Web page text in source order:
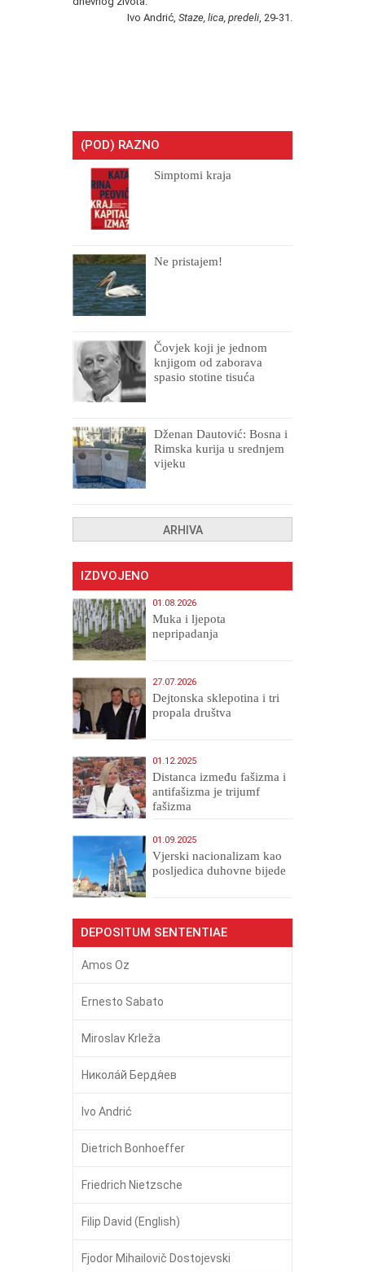
Ivo Andrić, Staze, lica, predeli , 29-31.
(POD) RAZNO
Simptomi kraja
Ne pristajem!
Čovjek koji je jednom
knjigom od zaborava
spasio stotine tisuća
Dženan Dautović: Bosna i
Rimska kurija u srednjem
vijeku
ARHIVA
IZDVOJENO
01.08.2026
Muka i ljepota
nepripadanja
27.07.2026
Dejtonska sklepotina i tri
propala društva
01.12.2025
Distanca između fašizma i
antifašizma je trijumf
fašizma
01.09.2025
​Vjerski nacionalizam kao
posljedica duhovne bijede
DEPOSITUM SENTENTIAE
Amos Oz
Ernesto Sabato
Miroslav Krleža
Никола́й Бердя́ев
Ivo Andrić
Dietrich Bonhoeffer
Friedrich Nietzsche
Filip David (English)
Fjodor Mihailovič Dostojevski